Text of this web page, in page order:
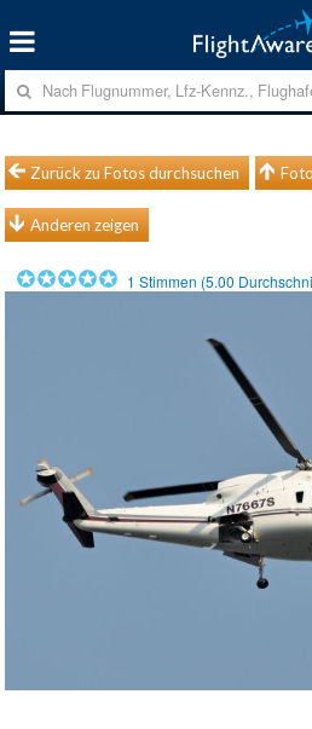
Zurück zu Fotos durchsuchen
Anderen zeigen
1 Stimmen (5.00